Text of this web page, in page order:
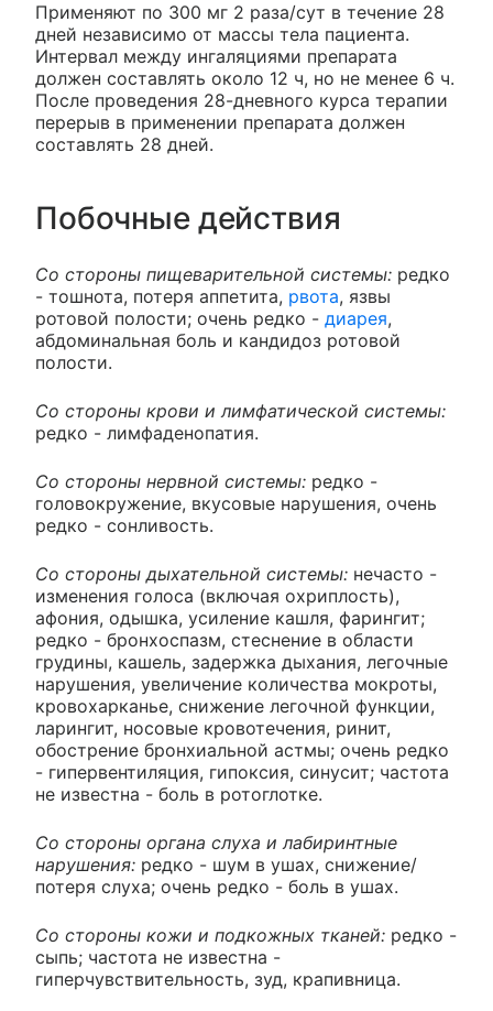
Применяют по 300 мг 2 раза/сут в течение 28
дней независимо от массы тела пациента.
Интервал между ингаляциями препарата
должен составлять около 12 ч, но не менее 6 ч.
После проведения 28-дневного курса терапии
перерыв в применении препарата должен
составлять 28 дней.
Побочные действия
Со стороны пищеварительной системы: редко
- тошнота, потеря аппетита, рвота, язвы
ротовой полости; очень редко - диарея,
абдоминальная боль и кандидоз ротовой
полости.
Со стороны крови и лимфатической системы:
редко - лимфаденопатия.
Со стороны нервной системы: редко -
головокружение, вкусовые нарушения, очень
редко - сонливость.
Со стороны дыхательной системы: нечасто -
изменения голоса (включая охриплость),
афония, одышка, усиление кашля, фарингит;
редко - бронхоспазм, стеснение в области
грудины, кашель, задержка дыхания, легочные
нарушения, увеличение количества мокроты,
кровохарканье, снижение легочной функции,
ларингит, носовые кровотечения, ринит,
обострение бронхиальной астмы; очень редко
- гипервентиляция, гипоксия, синусит; частота
не известна - боль в ротоглотке.
Со стороны органа слуха и лабиринтные
нарушения: редко - шум в ушах, снижение/
потеря слуха; очень редко - боль в ушах.
Со стороны кожи и подкожных тканей: редко -
сыпь; частота не известна -
гиперчувствительность, зуд, крапивница.